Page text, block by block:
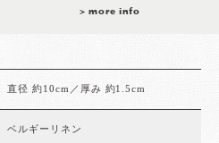
> more info
直径 約10cm／厚み 約1.5cm
ベルギーリネン